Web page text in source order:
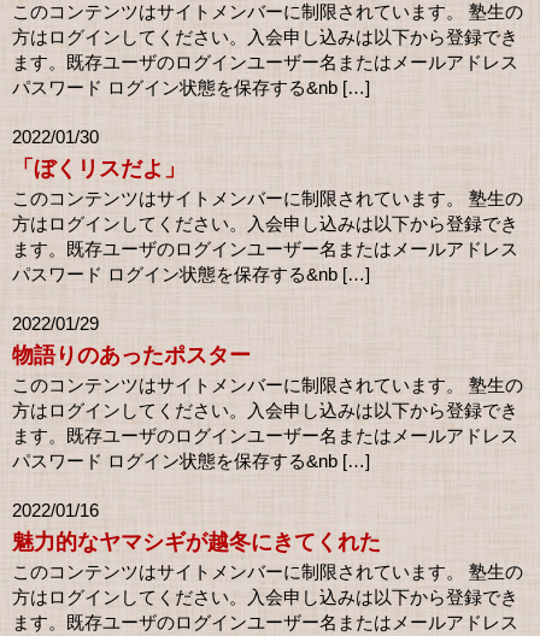
このコンテンツはサイトメンバーに制限されています。 塾生の
方はログインしてください。入会申し込みは以下から登録でき
ます。既存ユーザのログインユーザー名またはメールアドレス
パスワード ログイン状態を保存する&nb […]
2022/01/30
「ぼくリスだよ」
このコンテンツはサイトメンバーに制限されています。 塾生の
方はログインしてください。入会申し込みは以下から登録でき
ます。既存ユーザのログインユーザー名またはメールアドレス
パスワード ログイン状態を保存する&nb […]
2022/01/29
物語りのあったポスター
このコンテンツはサイトメンバーに制限されています。 塾生の
方はログインしてください。入会申し込みは以下から登録でき
ます。既存ユーザのログインユーザー名またはメールアドレス
パスワード ログイン状態を保存する&nb […]
2022/01/16
魅力的なヤマシギが越冬にきてくれた
このコンテンツはサイトメンバーに制限されています。 塾生の
方はログインしてください。入会申し込みは以下から登録でき
ます。既存ユーザのログインユーザー名またはメールアドレス